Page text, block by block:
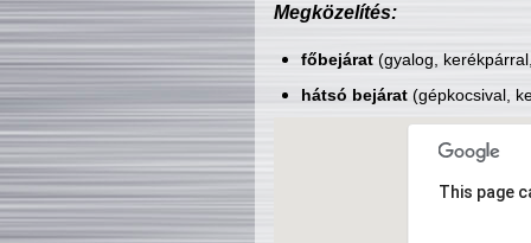
Megközelítés:
főbejárat(gyalog,
hátsó bejárat(gépkocsival,
This page